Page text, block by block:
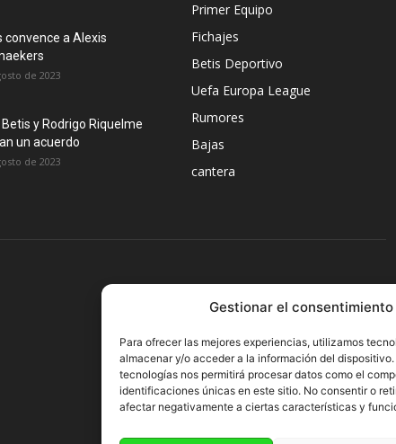
Gestionar el
Para ofrecer las mejores experiencias, utilizamos
almacenar y/o acceder a la información del
tecnologías nos permitirá procesar datos como el
identificaciones únicas en este sitio. No consentir o
afectar negativamente a ciertas características y
convence a Alexis
de 2023
Betis y Rodrigo Riquelme
un acuerdo
de 2023
Primer Equipo
Fichajes
Betis Deportivo
Uefa Europa League
Rumores
Bajas
cantera
SÍGUENOS